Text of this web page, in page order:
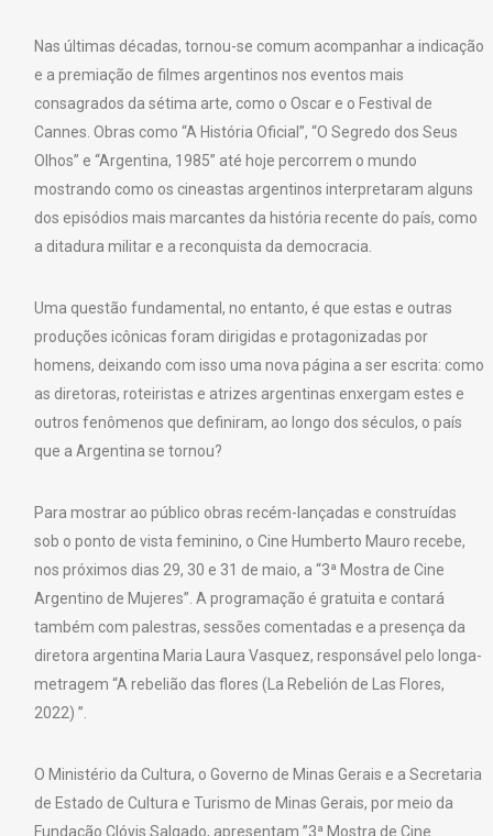
Nas últimas décadas, tornou-se comum acompanhar a indicação
e a premiação de filmes argentinos nos eventos mais
consagrados da sétima arte, como o Oscar e o Festival de
Cannes. Obras como “A História Oficial”, “O Segredo dos Seus
Olhos” e “Argentina, 1985” até hoje percorrem o mundo
mostrando como os cineastas argentinos interpretaram alguns
dos episódios mais marcantes da história recente do país, como
a ditadura militar e a reconquista da democracia.
Uma questão fundamental, no entanto, é que estas e outras
produções icônicas foram dirigidas e protagonizadas por
homens, deixando com isso uma nova página a ser escrita: como
as diretoras, roteiristas e atrizes argentinas enxergam estes e
outros fenômenos que definiram, ao longo dos séculos, o país
que a Argentina se tornou?
Para mostrar ao público obras recém-lançadas e construídas
sob o ponto de vista feminino, o Cine Humberto Mauro recebe,
nos próximos dias 29, 30 e 31 de maio, a “3ª Mostra de Cine
Argentino de Mujeres”. A programação é gratuita e contará
também com palestras, sessões comentadas e a presença da
diretora argentina Maria Laura Vasquez, responsável pelo longa-
metragem “A rebelião das flores (La Rebelión de Las Flores,
2022) ”.
O Ministério da Cultura, o Governo de Minas Gerais e a Secretaria
de Estado de Cultura e Turismo de Minas Gerais, por meio da
Fundação Clóvis Salgado, apresentam ”3ª Mostra de Cine